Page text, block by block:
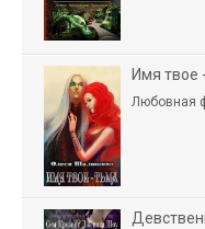
Имя твое
Любовная